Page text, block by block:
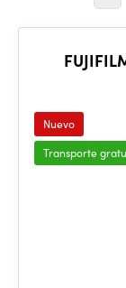
Nuevo
Transporte